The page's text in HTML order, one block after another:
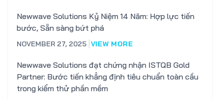
Newwave Solutions Kỷ Niệm 14 Năm: Hợp lực tiến
bước, Sẵn sàng bứt phá
NOVEMBER 27, 2025 VIEW MORE
Newwave Solutions đạt chứng nhận ISTQB Gold
Partner: Bước tiến khẳng định tiêu chuẩn toàn cầu
trong kiểm thử phần mềm